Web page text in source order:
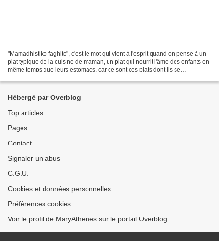
"Mamadhistiko faghito", c'est le mot qui vient à l'esprit quand on pense à un
plat typique de la cuisine de maman, un plat qui nourrit l'âme des enfants en
même temps que leurs estomacs, car ce sont ces plats dont ils se
Hébergé par Overblog
Top articles
Pages
Contact
Signaler un abus
C.G.U.
Cookies et données personnelles
Préférences cookies
Voir le profil de MaryAthenes sur le portail Overblog